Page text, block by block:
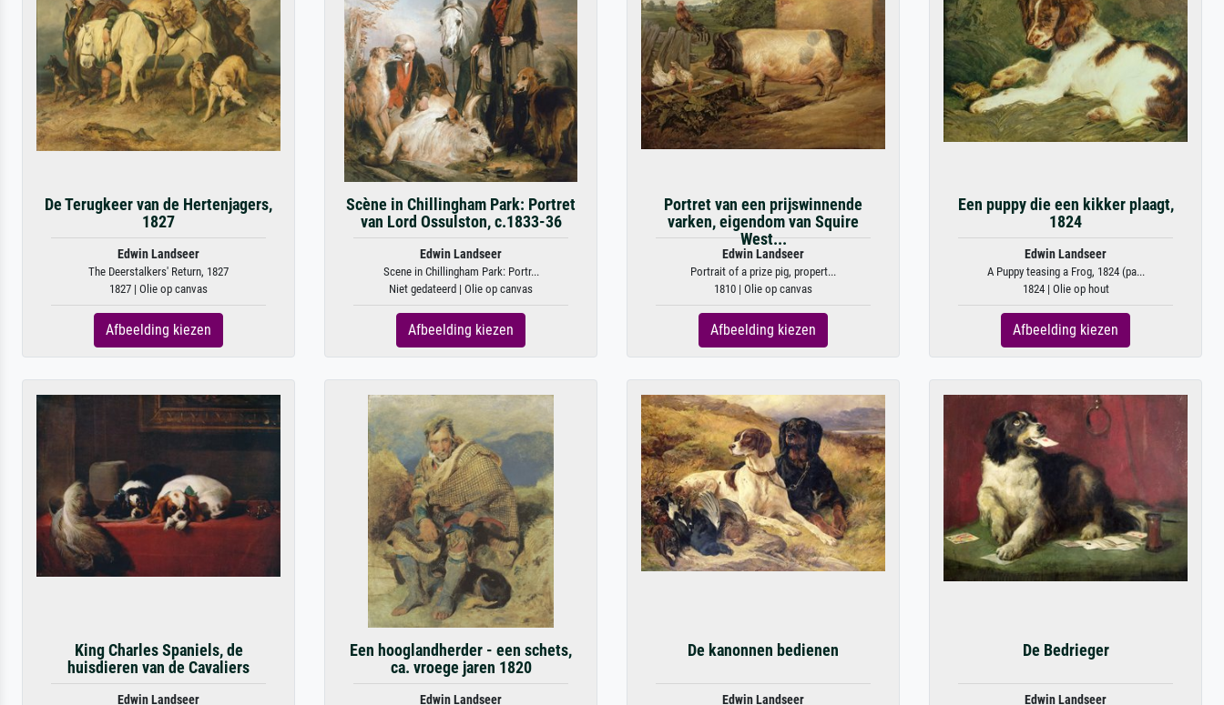
De Terugkeer van de Hertenjagers,
1827
Edwin Landseer
The Deerstalkers' Return, 1827
1827 | Olie op canvas
Afbeelding kiezen
Scène in Chillingham Park: Portret
van Lord Ossulston, c.1833-36
Edwin Landseer
Scene in Chillingham Park: Portr...
Niet gedateerd | Olie op canvas
Afbeelding kiezen
Portret van een prijswinnende
varken, eigendom van Squire
West...
Edwin Landseer
Portrait of a prize pig, propert...
1810 | Olie op canvas
Afbeelding kiezen
Een puppy die een kikker plaagt,
1824
Edwin Landseer
A Puppy teasing a Frog, 1824 (pa...
1824 | Olie op hout
Afbeelding kiezen
King Charles Spaniels, de
huisdieren van de Cavaliers
Edwin Landseer
Een hooglandherder - een schets,
ca. vroege jaren 1820
Edwin Landseer
De kanonnen bedienen
Edwin Landseer
De Bedrieger
Edwin Landseer